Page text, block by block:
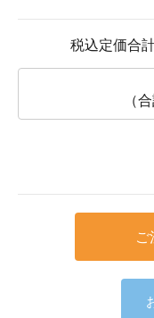
税込定価合
（
ご